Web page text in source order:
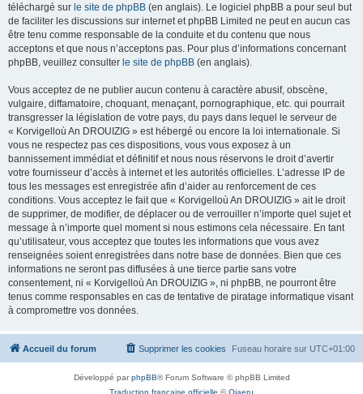
téléchargé sur le site de phpBB (en anglais). Le logiciel phpBB a pour seul but
de faciliter les discussions sur internet et phpBB Limited ne peut en aucun cas
être tenu comme responsable de la conduite et du contenu que nous
acceptons et que nous n’acceptons pas. Pour plus d’informations concernant
phpBB, veuillez consulter le site de phpBB (en anglais).
Vous acceptez de ne publier aucun contenu à caractère abusif, obscène,
vulgaire, diffamatoire, choquant, menaçant, pornographique, etc. qui pourrait
transgresser la législation de votre pays, du pays dans lequel le serveur de
« Korvigelloù An DROUIZIG » est hébergé ou encore la loi internationale. Si
vous ne respectez pas ces dispositions, vous vous exposez à un
bannissement immédiat et définitif et nous nous réservons le droit d’avertir
votre fournisseur d’accès à internet et les autorités officielles. L’adresse IP de
tous les messages est enregistrée afin d’aider au renforcement de ces
conditions. Vous acceptez le fait que « Korvigelloù An DROUIZIG » ait le droit
de supprimer, de modifier, de déplacer ou de verrouiller n’importe quel sujet et
message à n’importe quel moment si nous estimons cela nécessaire. En tant
qu’utilisateur, vous acceptez que toutes les informations que vous avez
renseignées soient enregistrées dans notre base de données. Bien que ces
informations ne seront pas diffusées à une tierce partie sans votre
consentement, ni « Korvigelloù An DROUIZIG », ni phpBB, ne pourront être
tenus comme responsables en cas de tentative de piratage informatique visant
à compromettre vos données.
Accueil du forum Fuseau horaire sur UTC+01:00
Supprimer les cookies
Développé parphpBB® Forum Software © phpBB Limited
Traduction française officielle ©Qiaeru